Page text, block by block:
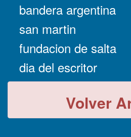
bandera argentina
san martin
fundacion de salta
dia del escritor
Volver